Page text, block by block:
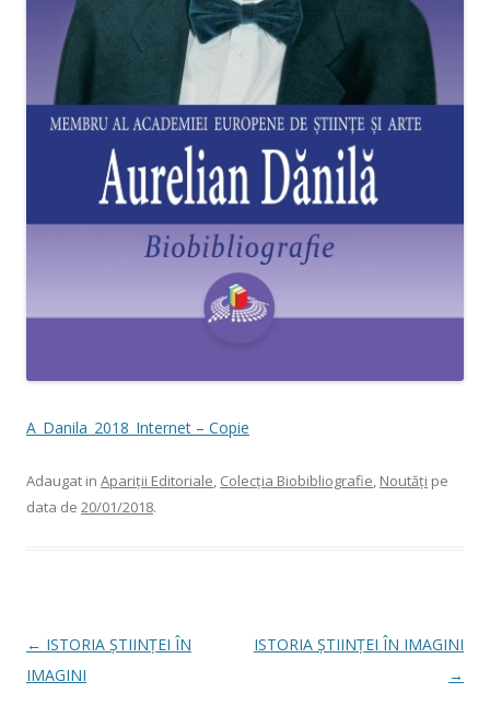
A_Danila_2018_Internet – Copie
Adaugat in Apariții Editoriale, Colecția Biobibliografie, Noutăți pe
data de 20/01/2018.
Post navigation
← ISTORIA ȘTIINȚEI ÎN
IMAGINI
ISTORIA ȘTIINȚEI ÎN IMAGINI
→